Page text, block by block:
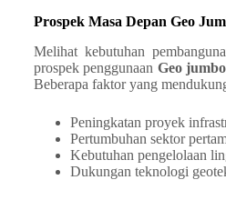
Prospek Masa Depan Geo
Melihat kebutuhan
prospek penggunaan Geo
Beberapa faktor yang
Peningkatan proyek
Pertumbuhan sektor
Kebutuhan pengelolaan
Dukungan teknologi